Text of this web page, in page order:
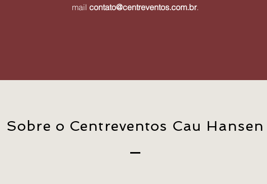
mail contato@centreventos.com.br.
Sobre o Centreventos Cau Hansen